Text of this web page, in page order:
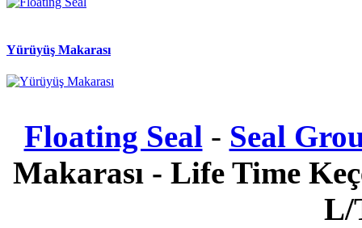
Yürüyüş Makarası
Floating Seal - Seal
Makarası - Life Time
L/